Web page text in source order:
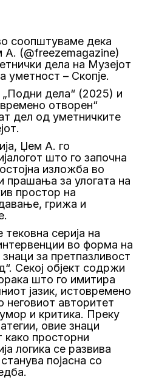
соопштуваме дека
А. (@freezemagazine)
дела на Музејот
уметност – Скопје.
„Подни дела“ (2025) и
отворен“
дел од уметничките
Џем А. го
што го започна
изложба во
прашања за улогата на
простор на
грижа и
серија на
во форма на
за претпазливост
Секој објект содржи
што го имитира
јазик, истовремено
неговиот авторитет
и критика. Преку
овие знаци
како просторни
логика се развива
појасна со